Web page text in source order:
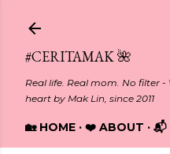
#CERITAMAK 🌺
Real life. Real mom. No filter
heart by Mak Lin, since 2011
🏡 HOME ❤️ ABOUT 📬